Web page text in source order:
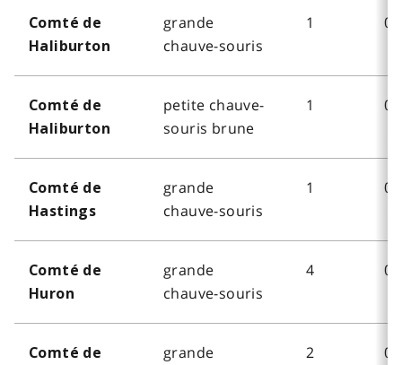
Comté de
Haliburton
grande
chauve-souris
1 0
Comté de
Haliburton
petite chauve-
souris brune
1 0
Comté de
Hastings
grande
chauve-souris
1 0
Comté de
Huron
grande
chauve-souris
4 0
Comté de
grande
2 0